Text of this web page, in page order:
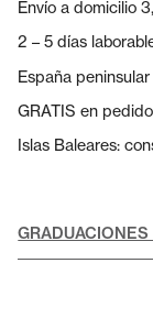
Envío a domicilio
2 – 5 días
España peninsular
GRATIS en
Islas Baleares: